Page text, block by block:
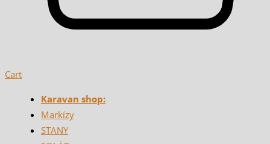
Cart
Karavan shop:
Markízy
STANY